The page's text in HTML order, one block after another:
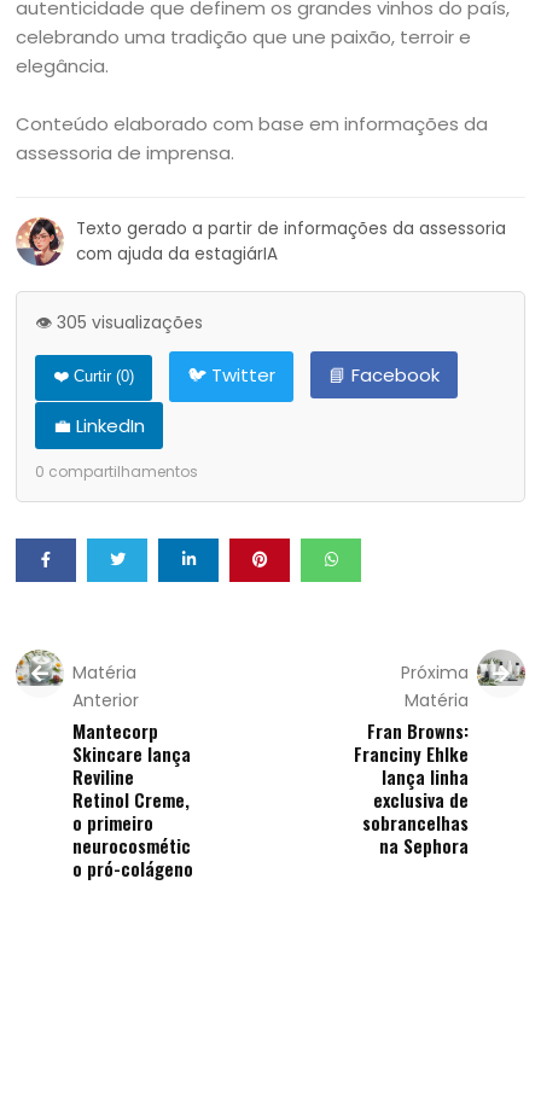
autenticidade que definem os grandes vinhos do país,
celebrando uma tradição que une paixão, terroir e
elegância.
Conteúdo elaborado com base em informações da
assessoria de imprensa.
Texto gerado a partir de informações da assessoria
com ajuda da estagiárIA
👁️ 305 visualizações
❤️ Curtir (0) 🐦 Twitter
📘 Facebook
💼 LinkedIn
0 compartilhamentos
Matéria
Anterior
Mantecorp
Skincare lança
Reviline
Retinol Creme,
o primeiro
neurocosmétic
o pró-colágeno
Próxima
Matéria
Fran Browns:
Franciny Ehlke
lança linha
exclusiva de
sobrancelhas
na Sephora